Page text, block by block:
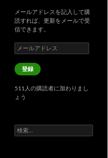
メールアドレスを記入して購
読すれば、更新をメールで受
信できます。
メ
ー
ル
ア
レ
ス
登録
511人の購読者に加わりまし
ょう
検
索: